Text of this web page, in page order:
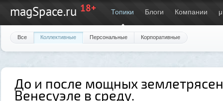
magSpace.ru 18+ Топики Блоги Компании μ
Все Коллективные Персональные Корпоративные
До и после мощных
Венесуэле в среду.